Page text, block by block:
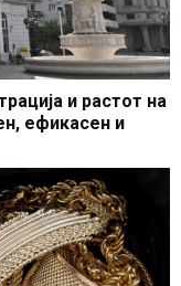
и растот на
ефикасен и